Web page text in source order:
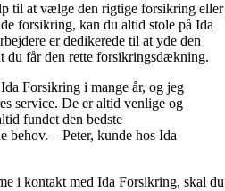
til at vælge den rigtige forsikring eller
forsikring, kan du altid stole på Ida
er dedikerede til at yde den
du får den rette forsikringsdækning.
Forsikring i mange år, og jeg
service. De er altid venlige og
fundet den bedste
behov. – Peter, kunde hos Ida
i kontakt med Ida Forsikring, skal du